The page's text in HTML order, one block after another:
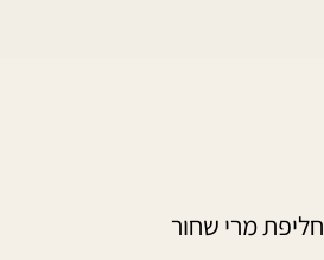
חליפת מרי שחור